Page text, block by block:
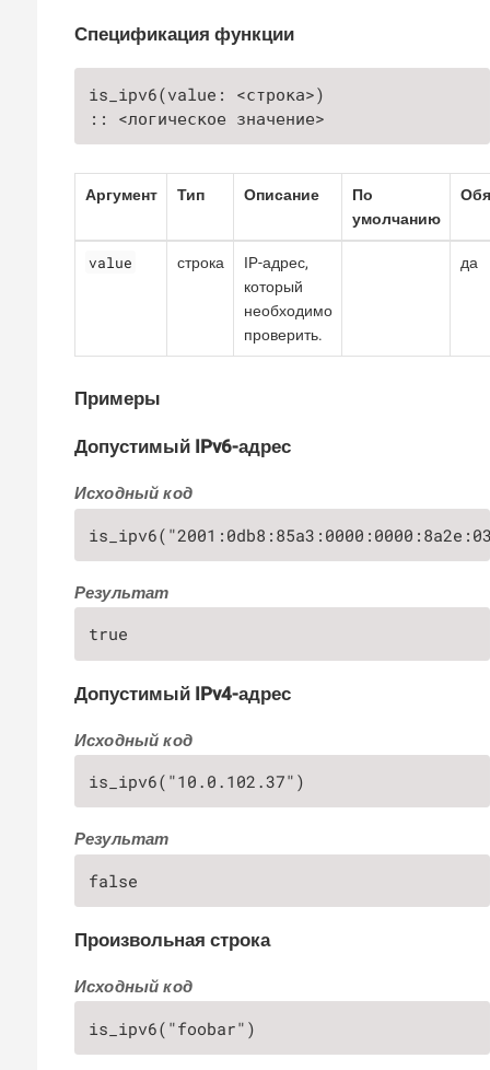
Спецификация функции
is_ipv6(value: <строка>)
:: <логическое значение>
Аргумент Тип Описание
По
умолчанию
value строка
IP-адрес,
который
необходимо
проверить.
да
Примеры
Допустимый IPv6-адрес
Исходный код
Результат
true
Допустимый IPv4-адрес
Исходный код
is_ipv6("10.0.102.37")
Результат
false
Произвольная строка
Исходный код
is_ipv6("foobar")